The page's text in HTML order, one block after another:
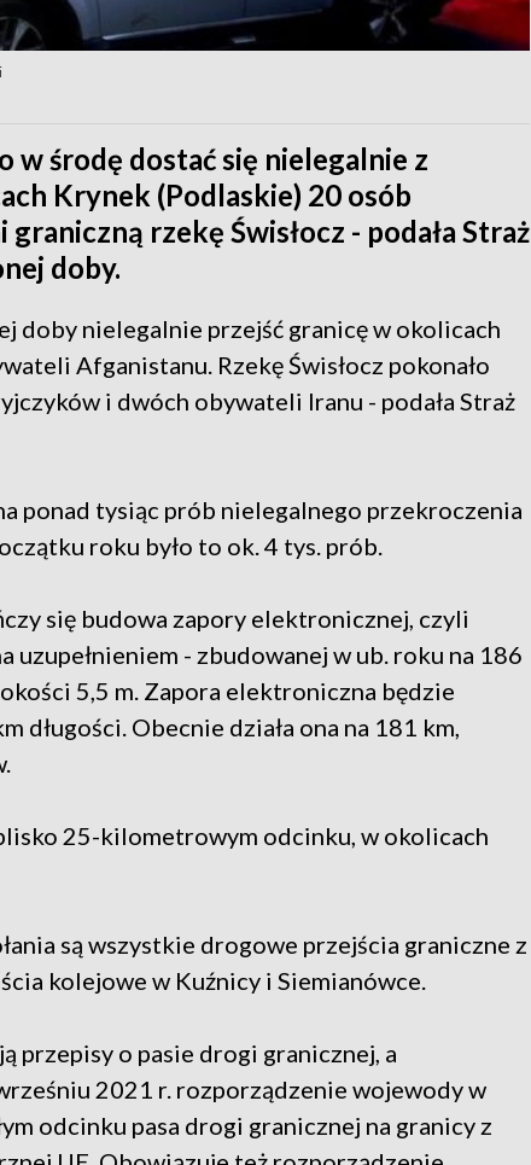
w środę dostać się nielegalnie z
Krynek (Podlaskie) 20 osób
rzekę Świsłocz - podała Straż
doby.
doby nielegalnie przejść granicę w okolicach
Afganistanu. Rzekę Świsłocz pokonało
i dwóch obywateli Iranu - podała Straż
ponad tysiąc prób nielegalnego przekroczenia
roku było to ok. 4 tys. prób.
się budowa zapory elektronicznej, czyli
uzupełnieniem - zbudowanej w ub. roku na 186
5,5 m. Zapora elektroniczna będzie
długości. Obecnie działa ona na 181 km,
25-kilometrowym odcinku, w okolicach
są wszystkie drogowe przejścia graniczne z
kolejowe w Kuźnicy i Siemianówce.
przepisy o pasie drogi granicznej, a
2021 r. rozporządzenie wojewody w
odcinku pasa drogi granicznej na granicy z